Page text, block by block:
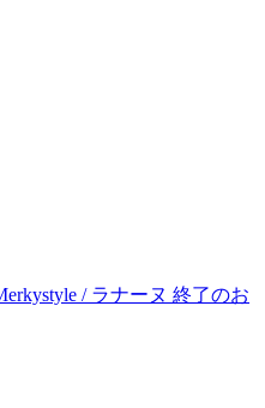
/ ラナーヌ 終了のお